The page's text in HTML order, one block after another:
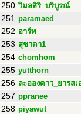
250 วิมลสิริ_บริบูรณ์
251 paramaed
252 อาร์ท
253 สุชาดา1
254 chomhom
255 yutthorn
256 ละอองดาว_ยารสเ
257 ppranee
258 piyawut